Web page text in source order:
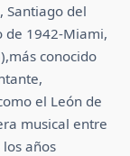
Santiago del
de 1942-Miami,
conocido
el León de
musical entre
años